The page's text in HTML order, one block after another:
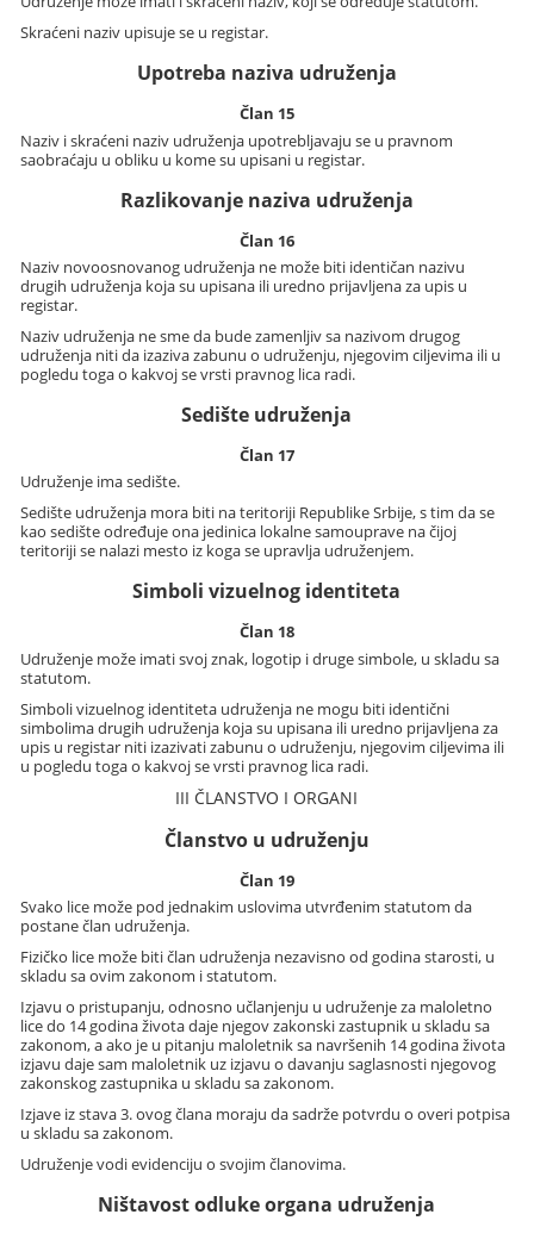
Skraćeni naziv upisuje se u registar.
Upotreba naziva udruženja
Član 15
Naziv i skraćeni naziv udruženja upotrebljavaju se u pravnom
saobraćaju u obliku u kome su upisani u registar.
Razlikovanje naziva udruženja
Član 16
Naziv novoosnovanog udruženja ne može biti identičan nazivu
drugih udruženja koja su upisana ili uredno prijavljena za upis u
registar.
Naziv udruženja ne sme da bude zamenljiv sa nazivom drugog
udruženja niti da izaziva zabunu o udruženju, njegovim ciljevima ili u
pogledu toga o kakvoj se vrsti pravnog lica radi.
Sedište udruženja
Član 17
Udruženje ima sedište.
Sedište udruženja mora biti na teritoriji Republike Srbije, s tim da se
kao sedište određuje ona jedinica lokalne samouprave na čijoj
teritoriji se nalazi mesto iz koga se upravlja udruženjem.
Simboli vizuelnog identiteta
Član 18
Udruženje može imati svoj znak, logotip i druge simbole, u skladu sa
statutom.
Simboli vizuelnog identiteta udruženja ne mogu biti identični
simbolima drugih udruženja koja su upisana ili uredno prijavljena za
upis u registar niti izazivati zabunu o udruženju, njegovim ciljevima ili
u pogledu toga o kakvoj se vrsti pravnog lica radi.
III ČLANSTVO I ORGANI
Članstvo u udruženju
Član 19
Svako lice može pod jednakim uslovima utvrđenim statutom da
postane član udruženja.
Fizičko lice može biti član udruženja nezavisno od godina starosti, u
skladu sa ovim zakonom i statutom.
Izjavu o pristupanju, odnosno učlanjenju u udruženje za maloletno
lice do 14 godina života daje njegov zakonski zastupnik u skladu sa
zakonom, a ako je u pitanju maloletnik sa navršenih 14 godina života
izjavu daje sam maloletnik uz izjavu o davanju saglasnosti njegovog
zakonskog zastupnika u skladu sa zakonom.
Izjave iz stava 3. ovog člana moraju da sadrže potvrdu o overi potpisa
u skladu sa zakonom.
Udruženje vodi evidenciju o svojim članovima.
Ništavost odluke organa udruženja